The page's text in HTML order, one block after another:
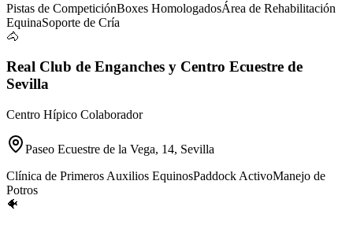
Pistas de CompeticiónBoxes HomologadosÁrea de Rehabilitación
EquinaSoporte de Cría
🐴
Real Club de Enganches y Centro Ecuestre de
Sevilla
Centro Hípico Colaborador
Paseo Ecuestre de la Vega, 14, Sevilla
Clínica de Primeros Auxilios EquinosPaddock ActivoManejo de
Potros
🐠